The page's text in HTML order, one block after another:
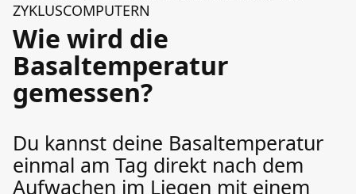
ZYKLUSCOMPUTERN
Wie wird die
Basaltemperatur
gemessen?
Du kannst deine Basaltemperatur
einmal am Tag direkt nach dem
Aufwachen im Liegen mit einem